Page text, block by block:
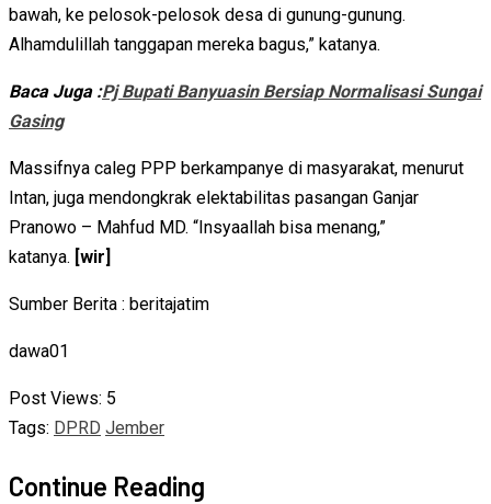
bawah, ke pelosok-pelosok desa di gunung-gunung.
Alhamdulillah tanggapan mereka bagus,” katanya.
Baca Juga :Pj Bupati Banyuasin Bersiap Normalisasi Sungai
Gasing
Massifnya caleg PPP berkampanye di masyarakat, menurut
Intan, juga mendongkrak elektabilitas pasangan Ganjar
Pranowo – Mahfud MD. “Insyaallah bisa menang,”
katanya. [wir]
Sumber Berita : beritajatim
dawa01
Post Views: 5
Tags: DPRD Jember
Continue Reading